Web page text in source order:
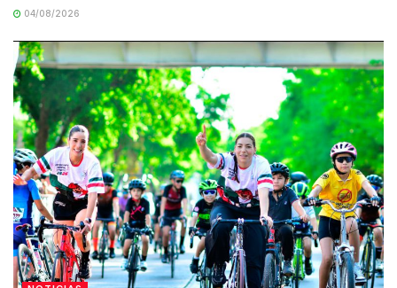
04/08/2026